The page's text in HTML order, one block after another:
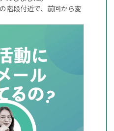
階段付近で、前回から変